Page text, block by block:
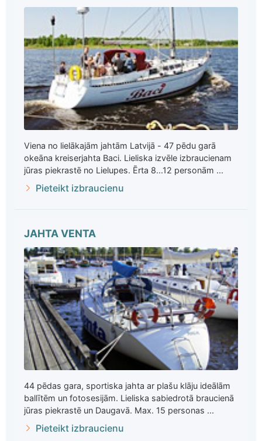
Viena no lielākajām jahtām Latvijā - 47 pēdu garā
okeāna kreiserjahta Baci. Lieliska izvēle izbraucienam
jūras piekrastē no Lielupes. Ērta 8...12 personām ...
Pieteikt izbraucienu
JAHTA VENTA
44 pēdas gara, sportiska jahta ar plašu klāju ideālām
ballītēm un fotosesijām. Lieliska sabiedrotā braucienā
jūras piekrastē un Daugavā. Max. 15 personas ...
Pieteikt izbraucienu